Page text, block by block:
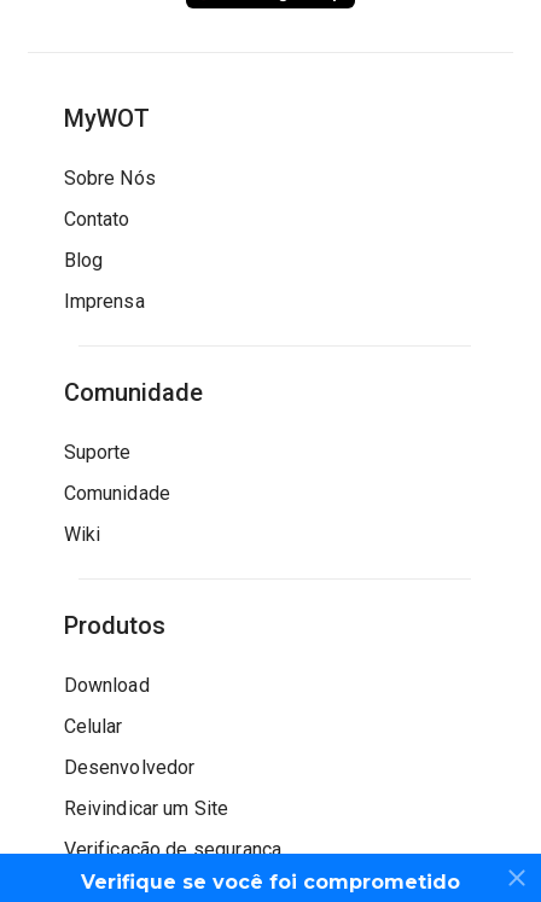
Verifique se você foi comprometido
MyWOT
Sobre Nós
Contato
Blog
Imprensa
Comunidade
Suporte
Comunidade
Wiki
Produtos
Download
Celular
Desenvolvedor
Reivindicar um Site
Verificação de segurança